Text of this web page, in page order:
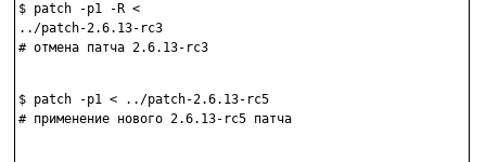
$ patch -p1 -R <
../patch-2.6.13-rc3
# отмена патча 2.6.13-rc3
$ patch -p1 < ../patch-2.6.13-rc5
# применение нового 2.6.13-rc5 патча